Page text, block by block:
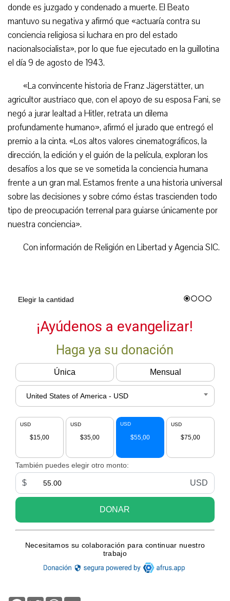
donde es juzgado y condenado a muerte. El Beato
mantuvo su negativa y afirmó que «actuaría contra su
conciencia religiosa si luchara en pro del estado
nacionalsocialista», por lo que fue ejecutado en la guillotina
el día 9 de agosto de 1943.
«La convincente historia de Franz Jägerstätter, un
agricultor austriaco que, con el apoyo de su esposa Fani, se
negó a jurar lealtad a Hitler, retrata un dilema
profundamente humano», afirmó el jurado que entregó el
premio a la cinta. «Los altos valores cinematográficos, la
dirección, la edición y el guión de la película, exploran los
desafíos a los que se ve sometida la conciencia humana
frente a un gran mal. Estamos frente a una historia universal
sobre las decisiones y sobre cómo éstas trascienden todo
tipo de preocupación terrenal para guiarse únicamente por
nuestra conciencia».
Con información de Religión en Libertad y Agencia SIC.